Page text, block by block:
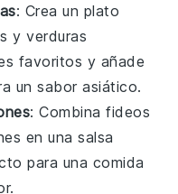
: Crea un plato
yverduras
favoritos y añade
un sabor asiático.
: Combinafideos
en una salsa
para una comida